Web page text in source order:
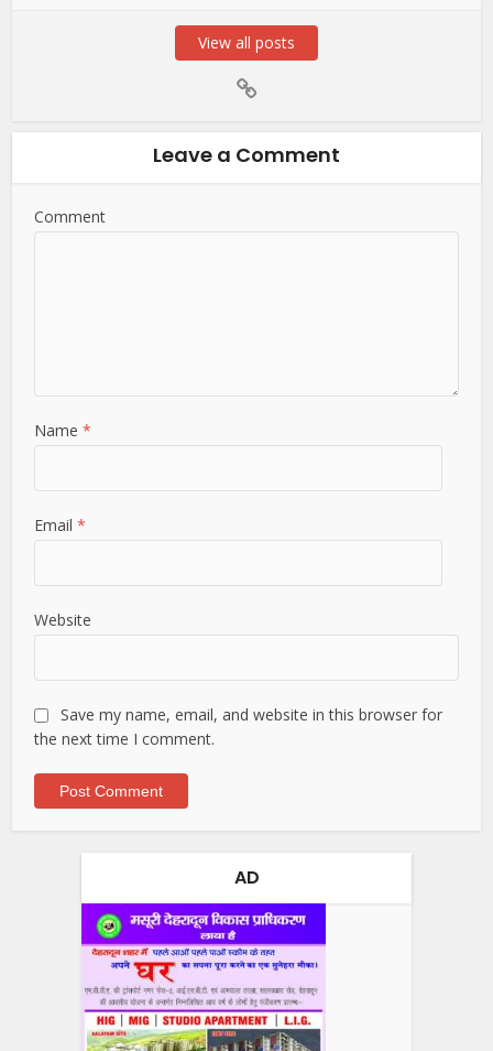
View all posts
Leave a Comment
Comment
Name*
Email*
Website
Save my name, email, and website in this browser for
the next time I comment.
AD